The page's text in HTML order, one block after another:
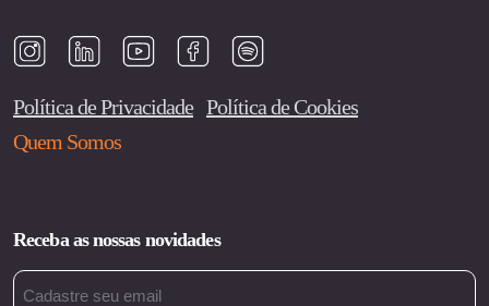
Política de Privacidade Política de Cookies
Quem Somos
Receba as nossas novidades
Email